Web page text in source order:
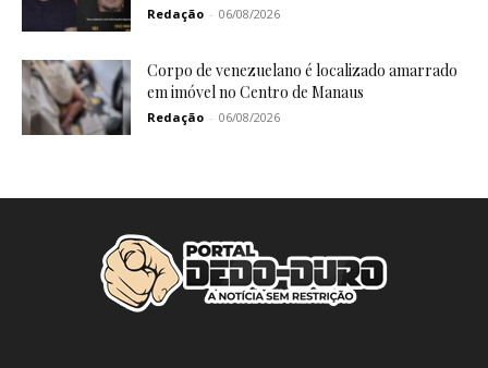
Redação - 06/08/2026
Corpo de venezuelano é localizado amarrado
em imóvel no Centro de Manaus
Redação - 06/08/2026